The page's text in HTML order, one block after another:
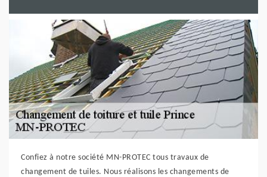
Confiez à notre société MN-PROTEC tous travaux de
changement de tuiles. Nous réalisons les changements de